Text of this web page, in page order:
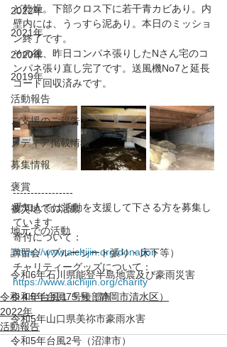
2022年
2021年
2020年
2019年
活動報告
ご支援のご報告
メディア掲載情報
募集情報
褒賞
被災地での活動
地元での活動
講習会（ブルーシート張り・床下等）
令和6年石川県能登半島地震及び豪雨災害
令和5年台風7号綾部市
令和5年山口県美祢市豪雨水害
令和5年台風2号（沼津市）
ど乾燥。下部クロス下に若干青カビあり。内
壁内には、うっすら泥あり。本日のミッショ
ン終了です。
その後、昨日コンパネ張りしたNさん宅のコ
ンパネ張り直し完了です。送風機No7と延長
コード回収済みです。
-----------------
愛知人では活動を支援して下さる方を募集し
ています
寄付について：
https://www.aichijin.org/donation
チャリティーグッズについて：
https://www.aichijin.org/charity
令和４年台風１５号（静岡市清水区）
2022年
活動報告